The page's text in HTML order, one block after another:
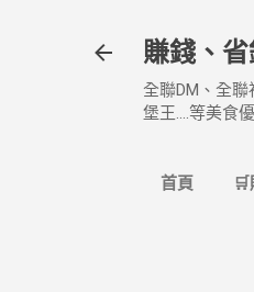
賺錢、
全聯DM、全
堡王....等美食
首頁